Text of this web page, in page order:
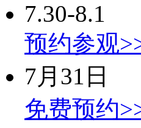
7.30-8.1
预约参观
7月31日
免费预约